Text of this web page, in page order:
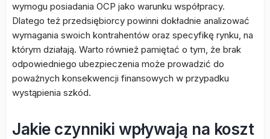
wymogu posiadania OCP jako warunku współpracy.
Dlatego też przedsiębiorcy powinni dokładnie analizować
wymagania swoich kontrahentów oraz specyfikę rynku, na
którym działają. Warto również pamiętać o tym, że brak
odpowiedniego ubezpieczenia może prowadzić do
poważnych konsekwencji finansowych w przypadku
wystąpienia szkód.
Jakie czynniki wpływają na koszt